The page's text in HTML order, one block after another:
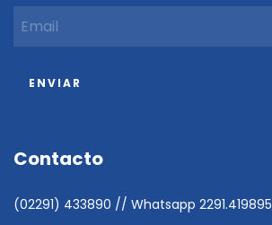
Contacto
(02291) 433890 // Whatsapp 2291.419895